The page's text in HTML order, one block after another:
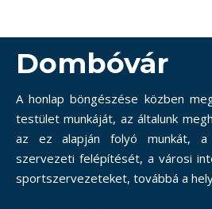
Dombóvár
A honlap böngészése közben
testület munkáját, az általunk
az ez alapján folyó munkát, a
szervezeti felépítését, a városi
sportszervezeteket, továbbá a